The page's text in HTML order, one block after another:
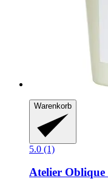
Warenkorb
5.0 (1)
Atelier Oblique